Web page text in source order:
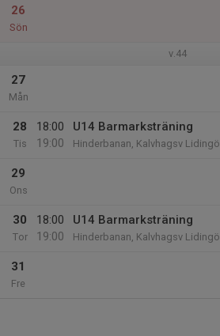
26
Sön
v.44
27
Mån
28
Tis
18:00
19:00
U14 Barmarksträning
Hinderbanan, Kalvhagsv Lidingö
29
Ons
30
Tor
18:00
19:00
U14 Barmarksträning
Hinderbanan, Kalvhagsv Lidingö
31
Fre